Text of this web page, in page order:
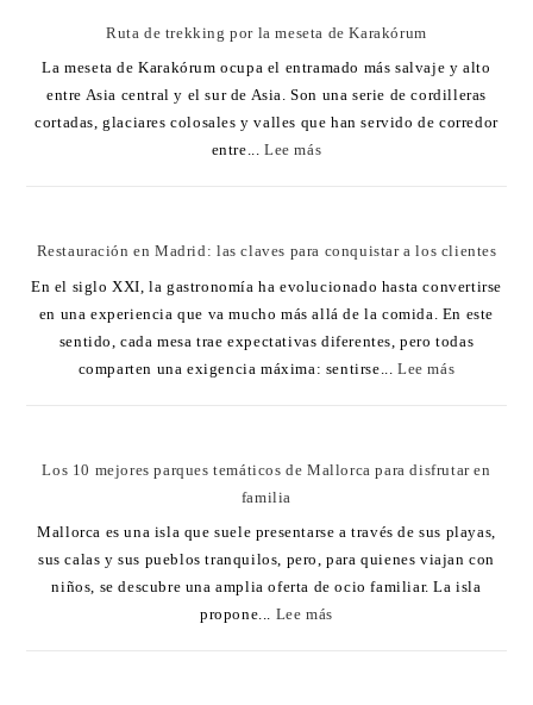
Ruta de trekking por la meseta de Karakórum
La meseta de Karakórum ocupa el entramado más salvaje y alto
entre Asia central y el sur de Asia. Son una serie de cordilleras
cortadas, glaciares colosales y valles que han servido de corredor
entre...Lee más
Restauración en Madrid: las claves para conquistar a los clientes
En el siglo XXI, la gastronomía ha evolucionado hasta convertirse
en una experiencia que va mucho más allá de la comida. En este
sentido, cada mesa trae expectativas diferentes, pero todas
comparten una exigencia máxima: sentirse...Lee más
Los 10 mejores parques temáticos de Mallorca para disfrutar en
familia
Mallorca es una isla que suele presentarse a través de sus playas,
sus calas y sus pueblos tranquilos, pero, para quienes viajan con
niños, se descubre una amplia oferta de ocio familiar. La isla
propone... Lee más